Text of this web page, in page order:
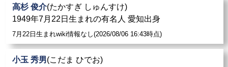
高杉 俊介(たかすぎ しゅんすけ)
1949年7月22日生まれの有名人 愛知出身
7月22日生まれwiki情報なし(2026/08/06 16:43時点)
小玉 秀男(こだま ひでお)